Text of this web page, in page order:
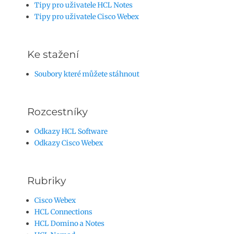
Tipy pro uživatele HCL Notes
Tipy pro uživatele Cisco Webex
Ke stažení
Soubory které můžete stáhnout
Rozcestníky
Odkazy HCL Software
Odkazy Cisco Webex
Rubriky
Cisco Webex
HCL Connections
HCL Domino a Notes